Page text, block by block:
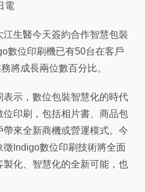
電
生醫今天簽約合作智慧包裝
數位印刷機已有50台在客戶
將成長兩位數百分比。
表示，數位包裝智慧化的時代
印刷，包括相片書、商品包
來全新商機或營運模式。今
Indigo數位印刷技術將全面
化、智慧化的全新可能，也